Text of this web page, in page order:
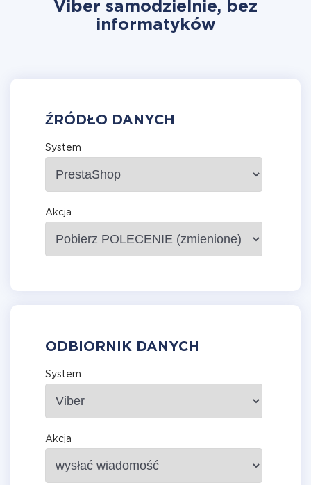
Viber samodzielnie, bez
informatyków
ŹRÓDŁO DANYCH
System
Akcja
ODBIORNIK DANYCH
System
Akcja